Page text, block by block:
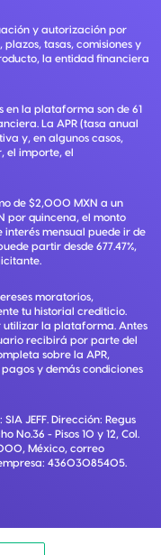
y autorización por
tasas, comisiones y
la entidad financiera
en la plataforma son de 61
La APR (tasa anual
y, en algunos casos,
el importe, el
de $2,000 MXN a un
por quincena, el monto
interés mensual puede ir de
partir desde 677.47%,
moratorios,
tu historial crediticio.
utilizar la plataforma. Antes
recibirá por parte del
sobre la APR,
y demás condiciones
SIA JEFF. Dirección: Regus
No.36 - Pisos 10 y 12, Col.
México, correo
43603085405.